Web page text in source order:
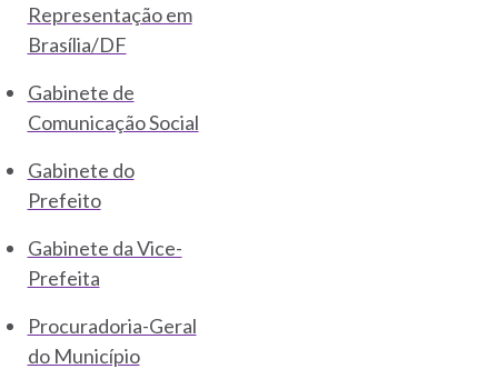
Representação em
Brasília/DF
Gabinete de
Comunicação Social
Gabinete do
Prefeito
Gabinete da Vice-
Prefeita
Procuradoria-Geral
do Município